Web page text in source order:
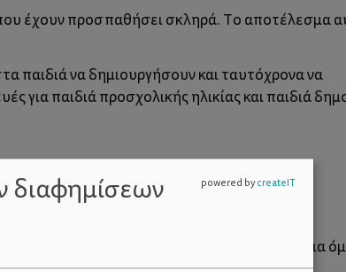
έχουν προσπαθήσει σκληρά. Το αποτέλεσμα
παιδιά να δημιουργήσουν και ταυτόχρονα να
για παιδιά προσχολικής ηλικίας και παιδιά
χώρο τους ή άλλους χώρους του σπιτιού. Μια
διαφημίσεων powered bycreateIT